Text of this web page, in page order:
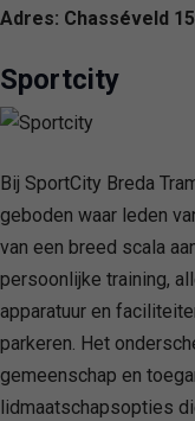
Adres: Chasséveld
Sportcity
Bij SportCity Breda
geboden waar leden
van een breed scala
persoonlijke training,
apparatuur en
parkeren. Het
gemeenschap en
lidmaatschapsopties